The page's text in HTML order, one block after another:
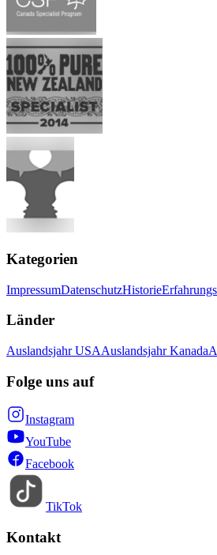
Kategorien
ImpressumDatenschutzHistorie
Länder
Auslandsjahr USAAuslandsjahr Kanada
Folge uns auf
Instagram
YouTube
Facebook
TikTok
Kontakt